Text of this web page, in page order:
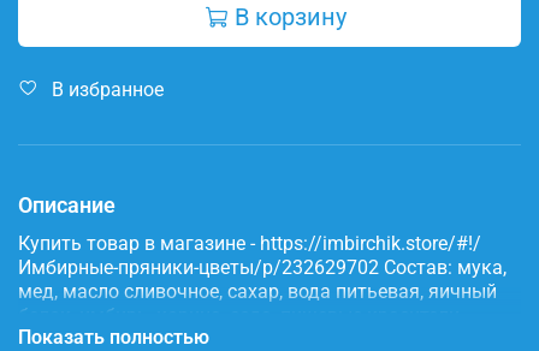
В корзину
В избранное
Описание
Купить товар в магазине - https://imbirchik.store/#!/
Имбирные-пряники-цветы/p/232629702 Состав: мука,
мед, масло сливочное, сахар, вода питьевая, яичный
белок, имбирь, корица, сода, пищевые красители.
Показать полностью